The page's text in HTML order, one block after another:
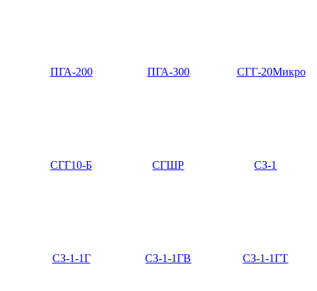
ПГА-200 ПГА-300 СГГ-20Микро
СГГ10-Б СГШР СЗ-1
СЗ-1-1Г СЗ-1-1ГВ СЗ-1-1ГТ